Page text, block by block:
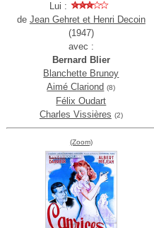
Lui :
de Jean Gehret et Henri Decoin
(1947)
avec :
Bernard Blier
Blanchette Brunoy
Aimé Clariond (8)
Félix Oudart
Charles Vissières (2)
(Zoom)